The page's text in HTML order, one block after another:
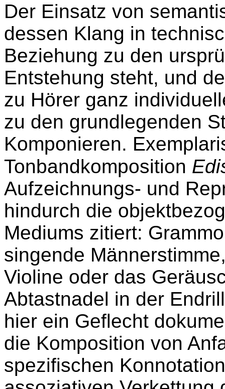
Der Einsatz von
dessen Klang in
Beziehung zu den
Entstehung steht, und
zu Hörer ganz
zu den grundlegenden
Komponieren.
Tonbandkomposition
Aufzeichnungs- und
hindurch die
Mediums zitiert:
singende
Violine oder das
Abtastnadel in der
hier ein Geflecht
die Komposition von
spezifischen